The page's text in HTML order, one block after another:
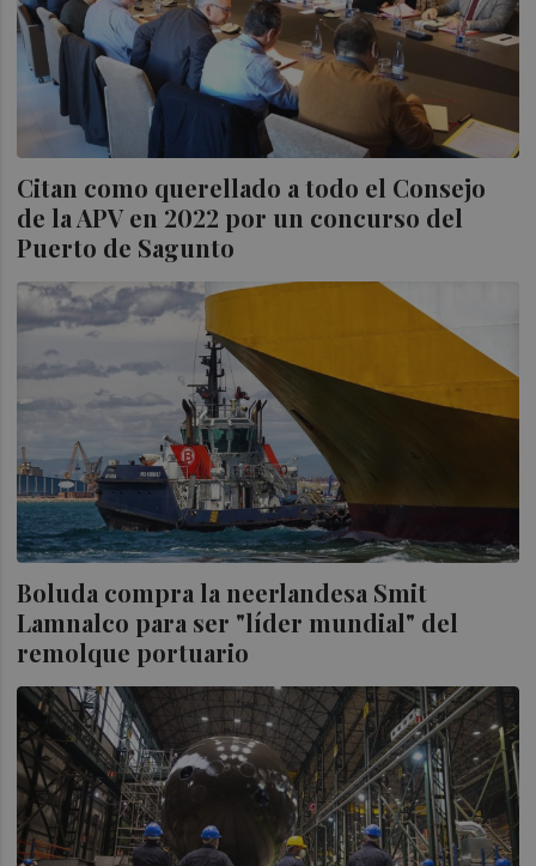
Citan como querellado a todo el Consejo
de la APV en 2022 por un concurso del
Puerto de Sagunto
Boluda compra la neerlandesa Smit
Lamnalco para ser "líder mundial" del
remolque portuario